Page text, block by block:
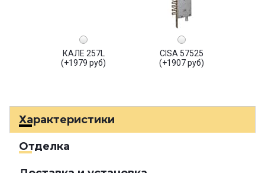
КАЛЕ 257L
(+1979 руб)
CISA 57525
(+1907 руб)
Характеристики
Отделка